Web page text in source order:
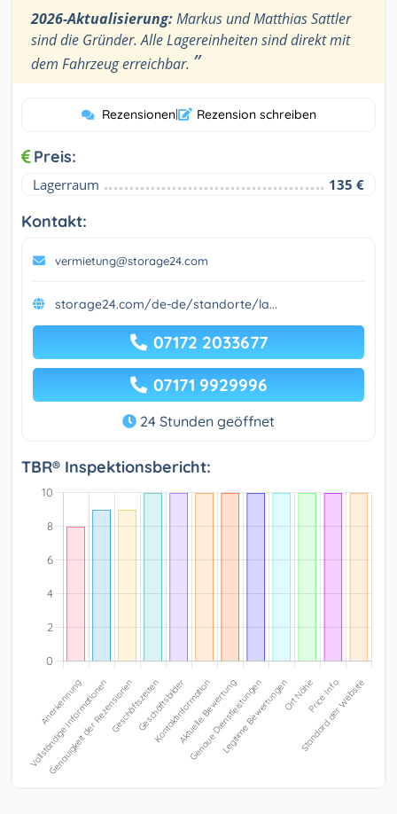
2026-Aktualisierung:Markus und Matthias Sattler
sind die Gründer. Alle Lagereinheiten sind direkt mit
dem Fahrzeug erreichbar. ”
Rezensionen| Rezension schreiben
Preis:
Lagerraum 135 €
Kontakt:
vermietung@storage24.com
storage24.com/de-de/standorte/la...
07172 2033677
07171 9929996
24 Stunden geöffnet
TBR® Inspektionsbericht: